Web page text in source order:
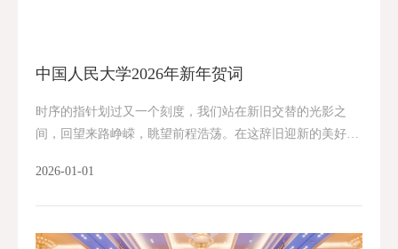
中国人民大学2026年新年贺词
时序的指针划过又一个刻度，我们站在新旧交替的光影之
间，回望来路峥嵘，眺望前程浩荡。在这辞旧迎新的美好时
志、海内外校友，向长期以来关心支持学校事业发展...
2026-01-01